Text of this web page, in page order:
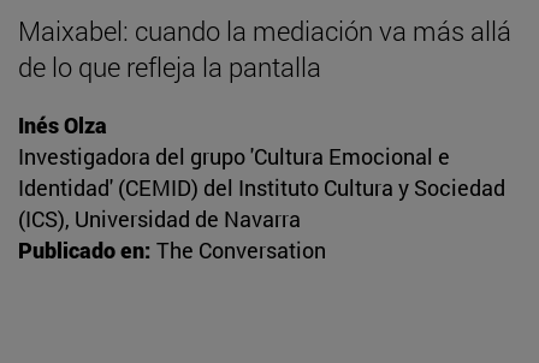
Maixabel: cuando la mediación va más allá
de lo que refleja la pantalla
Inés Olza
Investigadora del grupo 'Cultura Emocional e
Identidad' (CEMID) del Instituto Cultura y Sociedad
(ICS), Universidad de Navarra
Publicado en: The Conversation